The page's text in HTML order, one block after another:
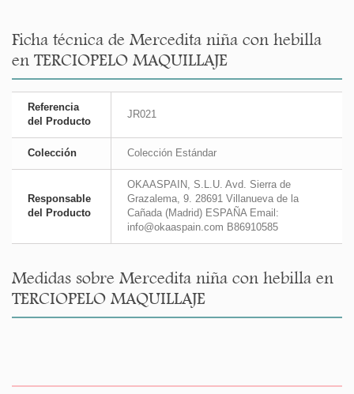
Ficha técnica de Mercedita niña con hebilla
en TERCIOPELO MAQUILLAJE
Referencia
del Producto
JR021
Colección Colección Estándar
Responsable
del Producto
OKAASPAIN, S.L.U. Avd. Sierra de
Grazalema, 9. 28691 Villanueva de la
Cañada (Madrid) ESPAÑA Email:
info@okaaspain.com B86910585
Medidas sobre Mercedita niña con hebilla en
TERCIOPELO MAQUILLAJE